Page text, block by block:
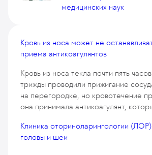
медицинских наук
Кровь из носа может не
приема антикоагулянтов
Кровь из носа текла почти пять
трижды проводили прижигание
на перегородке, но кровотечение
она принимала антикоагулянт,
Клиника оториноларингологии
головы и шеи